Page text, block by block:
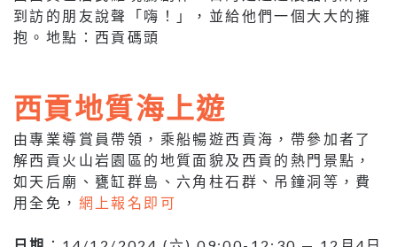
到訪的朋友說聲「嗨！」，並給他們一個大大的擁
抱。地點：西貢碼頭
西貢地質海上遊
由專業導賞員帶領，乘船暢遊西貢海，帶參加者了
解西貢火山岩園區的地質面貌及西貢的熱門景點，
如天后廟、甕缸群島、六角柱石群、吊鐘洞等，費
用全免， 網上報名即可